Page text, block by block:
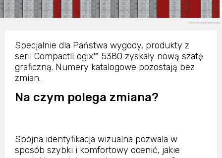
Specjalnie dla Państwa wygody, produkty z
serii CompactlLogix™ 5380 zyskały nową szatę
graficzną. Numery katalogowe pozostają bez
zmian.
Na czym polega zmiana?
Spójna identyfikacja wizualna pozwala w
sposób szybki i komfortowy ocenić, jakie